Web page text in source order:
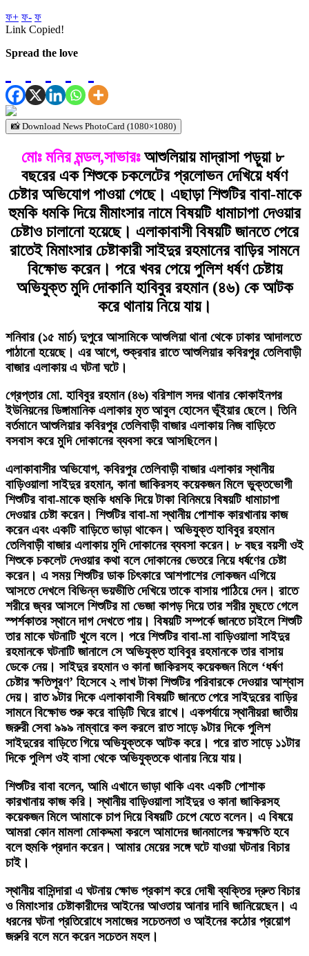
ফ+ ফ- ফ
Link Copied!
Spread the love
📸 Download News PhotoCard (1080×1080)
মোঃ মনির মন্ডল,সাভারঃআশুলিয়ায় মাদ্রাসা পড়ুয়া ৮
বছরের এক শিশুকে চকলেটের প্রলোভন দেখিয়ে ধর্ষণ
চেষ্টার অভিযোগ পাওয়া গেছে। এছাড়া শিশুটির বাবা-মাকে
হুমকি ধমকি দিয়ে মীমাংসার নামে বিষয়টি ধামাচাপা দেওয়ার
চেষ্টাও চালানো হয়েছে। এলাকাবাসী বিষয়টি জানতে পেরে
রাতেই মিমাংসার চেষ্টাকারী সাইদুর রহমানের বাড়ির সামনে
বিক্ষোভ করেন। পরে খবর পেয়ে পুলিশ ধর্ষণ চেষ্টায়
অভিযুক্ত মুদি দোকানি হাবিবুর রহমান (৪৬) কে আটক
করে থানায় নিয়ে যায়।
শনিবার (১৫ মার্চ) দুপুরে আসামিকে আশুলিয়া থানা থেকে ঢাকার আদালতে
পাঠানো হয়েছে। এর আগে, শুক্রবার রাতে আশুলিয়ার কবিরপুর তেলিবাড়ী
বাজার এলাকায় এ ঘটনা ঘটে।
গ্রেপ্তার মো. হাবিবুর রহমান (৪৬) বরিশাল সদর থানার কোকাইনগর
ইউনিয়নের ডিঙ্গামানিক এলাকার মৃত আবুল হোসেন ভূঁইয়ার ছেলে। তিনি
বর্তমানে আশুলিয়ার কবিরপুর তেলিবাড়ী বাজার এলাকায় নিজ বাড়িতে
বসবাস করে মুদি দোকানের ব্যবসা করে আসছিলেন।
এলাকাবাসীর অভিযোগ, কবিরপুর তেলিবাড়ী বাজার এলাকার স্থানীয়
বাড়িওয়ালা সাইদুর রহমান, কানা জাকিরসহ কয়েকজন মিলে ভুক্তভোগী
শিশুটির বাবা-মাকে হুমকি ধমকি দিয়ে টাকা বিনিময়ে বিষয়টি ধামাচাপা
দেওয়ার চেষ্টা করেন। শিশুটির বাবা-মা স্থানীয় পোশাক কারখানায় কাজ
করেন এবং একটি বাড়িতে ভাড়া থাকেন। অভিযুক্ত হাবিবুর রহমান
তেলিবাড়ী বাজার এলাকায় মুদি দোকানের ব্যবসা করেন। ৮ বছর বয়সী ওই
শিশুকে চকলেট দেওয়ার কথা বলে দোকানের ভেতরে নিয়ে ধর্ষণের চেষ্টা
করেন। এ সময় শিশুটির ডাক চিৎকারে আশপাশের লোকজন এগিয়ে
আসতে দেখলে বিভিন্ন ভয়ভীতি দেখিয়ে তাকে বাসায় পাঠিয়ে দেন। রাতে
শরীরে জ্বর আসলে শিশুটির মা ভেজা কাপড় দিয়ে তার শরীর মুছতে গেলে
স্পর্শকাতর স্থানে দাগ দেখতে পায়। বিষয়টি সম্পর্কে জানতে চাইলে শিশুটি
তার মাকে ঘটনাটি খুলে বলে। পরে শিশুটির বাবা-মা বাড়িওয়ালা সাইদুর
রহমানকে ঘটনাটি জানালে সে অভিযুক্ত হাবিবুর রহমানকে তার বাসায়
ডেকে নেয়। সাইদুর রহমান ও কানা জাকিরসহ কয়েকজন মিলে ‘ধর্ষণ
চেষ্টার ক্ষতিপূরণ’ হিসেবে ২ লাখ টাকা শিশুটির পরিবারকে দেওয়ার আশ্বাস
দেয়। রাত ৯টার দিকে এলাকাবাসী বিষয়টি জানতে পেরে সাইদুরের বাড়ির
সামনে বিক্ষোভ শুরু করে বাড়িটি ঘিরে রাখে। একপর্যায়ে স্থানীয়রা জাতীয়
জরুরী সেবা ৯৯৯ নাম্বারে কল করলে রাত সাড়ে ৯টার দিকে পুলিশ
সাইদুরের বাড়িতে গিয়ে অভিযুক্তকে আটক করে। পরে রাত সাড়ে ১১টার
দিকে পুলিশ ওই বাসা থেকে অভিযুক্তকে থানায় নিয়ে যায়।
শিশুটির বাবা বলেন, আমি এখানে ভাড়া থাকি এবং একটি পোশাক
কারখানায় কাজ করি। স্থানীয় বাড়িওয়ালা সাইদুর ও কানা জাকিরসহ
কয়েকজন মিলে আমাকে চাপ দিয়ে বিষয়টি চেপে যেতে বলেন। এ বিষয়ে
আমরা কোন মামলা মোকদ্দমা করলে আমাদের জানমালের ক্ষয়ক্ষতি হবে
বলে হুমকি প্রদান করেন। আমার মেয়ের সঙ্গে ঘটে যাওয়া ঘটনার বিচার
চাই।
স্থানীয় বাসিন্দারা এ ঘটনায় ক্ষোভ প্রকাশ করে দোষী ব্যক্তির দ্রুত বিচার
ও মিমাংসার চেষ্টাকারীদের আইনের আওতায় আনার দাবি জানিয়েছেন। এ
ধরনের ঘটনা প্রতিরোধে সমাজের সচেতনতা ও আইনের কঠোর প্রয়োগ
জরুরি বলে মনে করেন সচেতন মহল।